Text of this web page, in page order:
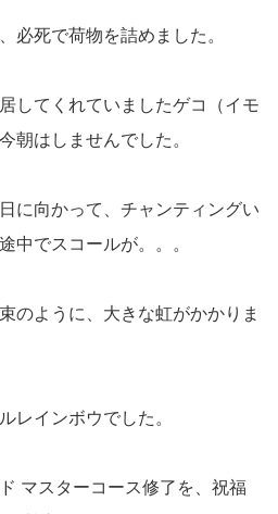
必死で荷物を詰めました。
してくれていましたゲコ（イモ
朝はしませんでした。
に向かって、チャンティングい
中でスコールが。。。
のように、大きな虹がかかりま
レインボウでした。
マスターコース修了を、祝福